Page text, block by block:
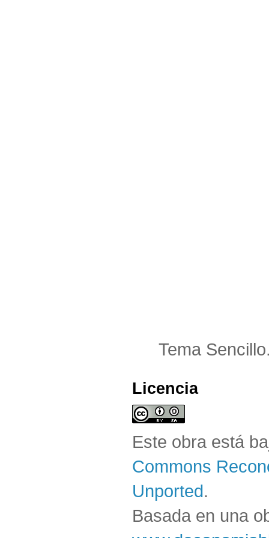
Tema
Licencia
Este obra está
Commons
Unported.
Basada en una